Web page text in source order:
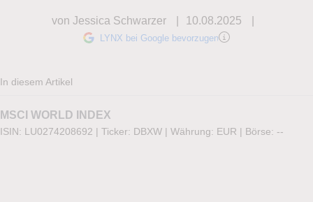
von Jessica Schwarzer 10.08.2025
LYNX bei Google bevorzugen
In diesem Artikel
MSCI WORLD INDEX
ISIN: LU0274208692 | Ticker: DBXW | Währung: EUR | Börse: --